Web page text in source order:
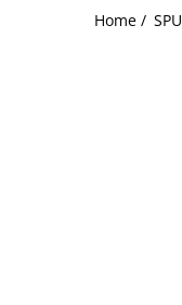
Home /